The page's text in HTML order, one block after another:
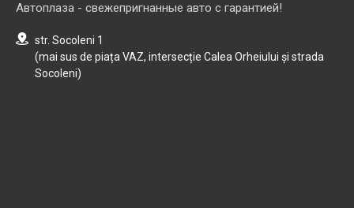
Автоплаза - свежепригнанные авто с гарантией!
str. Socoleni 1
(mai sus de piața VAZ, intersecție Calea Orheiului și strada
Socoleni)